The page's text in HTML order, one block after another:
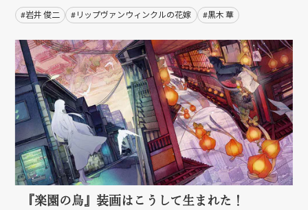
#岩井 俊二 #リップヴァンウィンクルの花嫁 #黒木 華
『楽園の烏』装画はこうして生まれた！